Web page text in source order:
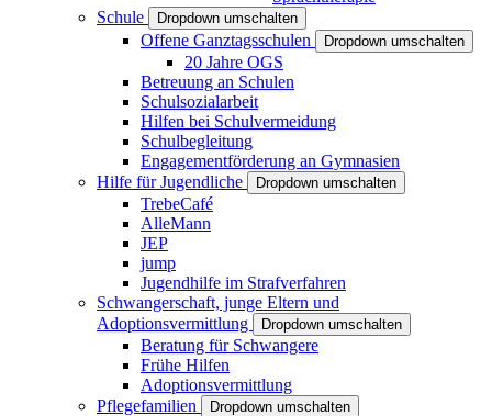
Schule
Dropdown umschalten
Offene Ganztagsschulen Dropdown umschalten
20 Jahre OGS
Betreuung an Schulen
Schulsozialarbeit
Hilfen bei Schulvermeidung
Schulbegleitung
Engagementförderung an Gymnasien
Hilfe für Jugendliche
Dropdown umschalten
TrebeCafé
AlleMann
JEP
jump
Jugendhilfe im Strafverfahren
Schwangerschaft, junge Eltern und
Adoptionsvermittlung
Dropdown umschalten
Beratung für Schwangere
Frühe Hilfen
Adoptionsvermittlung
Pflegefamilien
Dropdown umschalten